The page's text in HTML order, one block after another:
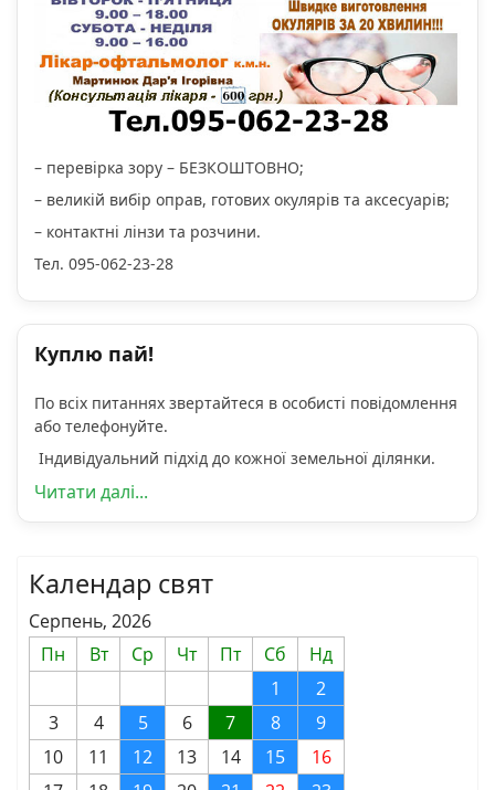
– перевірка зору – БЕЗКОШТОВНО;
– великій вибір оправ, готових окулярів та аксесуарів;
– контактні лінзи та розчини.
Тел. 095-062-23-28
Куплю пай!
По всіх питаннях звертайтеся в особисті повідомлення
або телефонуйте.
Індивідуальний підхід до кожної земельної ділянки.
Читати далі...
Календар свят
Серпень, 2026
Пн
Вт Ср Чт Пт Сб
Нд
1
2
3
4 5 6 7 8
9
10
11 12 13 14 15
16